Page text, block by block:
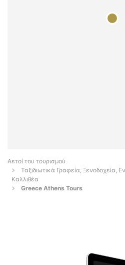
Αετοί του τουρισμού
Ταξιδιωτικά Γραφεία, Ξενοδοχεία,
Καλλιθέα
Greece Athens Tours